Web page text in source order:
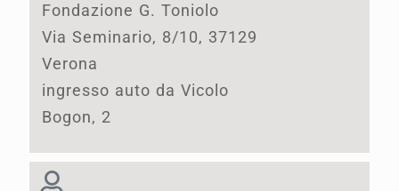
Fondazione G. Toniolo
Via Seminario, 8/10, 37129
Verona
ingresso auto da Vicolo
Bogon, 2